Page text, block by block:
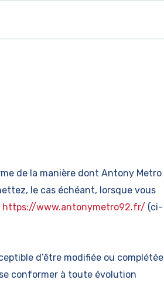
de la manière dont Antony Metro
le cas échéant, lorsque vous
https://www.antonymetro92.fr/ (ci-
d’être modifiée ou complétée
conformer à toute évolution